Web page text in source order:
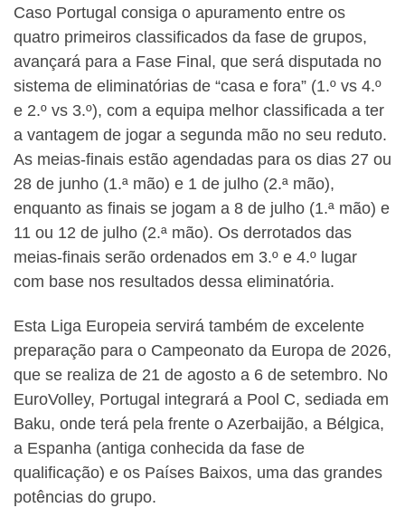
Caso Portugal consiga o apuramento entre os
quatro primeiros classificados da fase de grupos,
avançará para a Fase Final, que será disputada no
sistema de eliminatórias de “casa e fora” (1.º vs 4.º
e 2.º vs 3.º), com a equipa melhor classificada a ter
a vantagem de jogar a segunda mão no seu reduto.
As meias-finais estão agendadas para os dias 27 ou
28 de junho (1.ª mão) e 1 de julho (2.ª mão),
enquanto as finais se jogam a 8 de julho (1.ª mão) e
11 ou 12 de julho (2.ª mão). Os derrotados das
meias-finais serão ordenados em 3.º e 4.º lugar
com base nos resultados dessa eliminatória.
Esta Liga Europeia servirá também de excelente
preparação para o Campeonato da Europa de 2026,
que se realiza de 21 de agosto a 6 de setembro. No
EuroVolley, Portugal integrará a Pool C, sediada em
Baku, onde terá pela frente o Azerbaijão, a Bélgica,
a Espanha (antiga conhecida da fase de
qualificação) e os Países Baixos, uma das grandes
potências do grupo.